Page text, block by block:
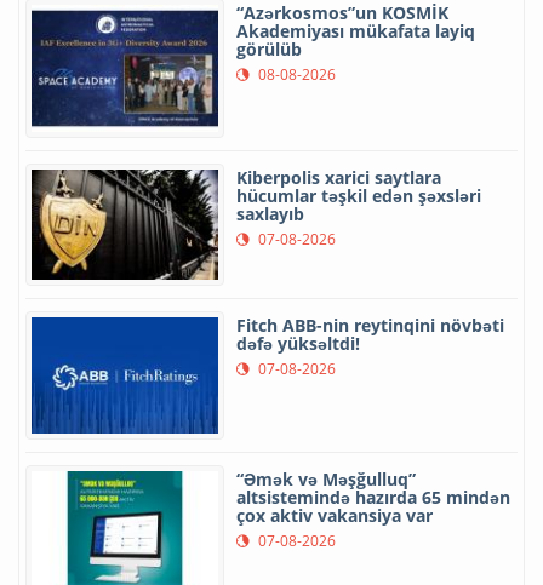
“Azərkosmos”un KOSMİK
Akademiyası mükafata layiq
görülüb
08-08-2026
Kiberpolis xarici saytlara
hücumlar təşkil edən şəxsləri
saxlayıb
07-08-2026
Fitch ABB-nin reytinqini növbəti
dəfə yüksəltdi!
07-08-2026
“Əmək və Məşğulluq”
altsistemində hazırda 65 mindən
çox aktiv vakansiya var
07-08-2026